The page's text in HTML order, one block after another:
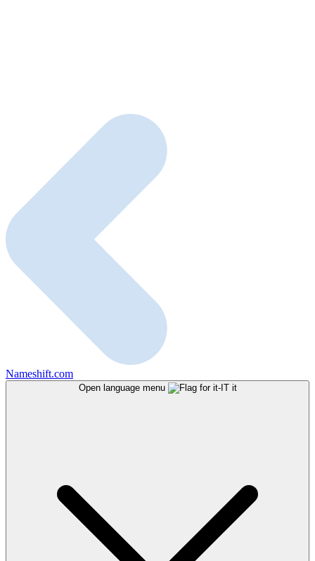
Nameshift.com
Open language menu it